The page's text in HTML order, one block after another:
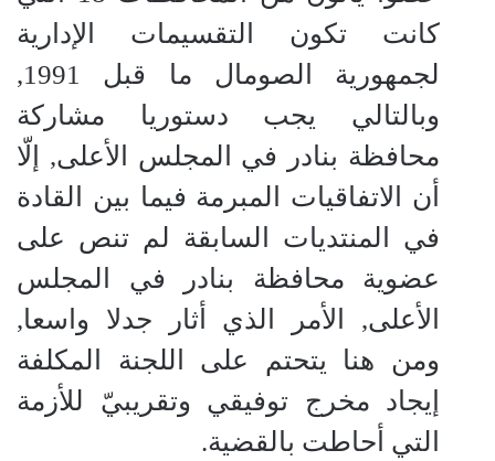
كانت تكون التقسيمات الإدارية
لجمهورية الصومال ما قبل 1991,
وبالتالي يجب دستوريا مشاركة
محافظة بنادر في المجلس الأعلى, إلّا
أن الاتفاقيات المبرمة فيما بين القادة
في المنتديات السابقة لم تنص على
عضوية محافظة بنادر في المجلس
الأعلى, الأمر الذي أثار جدلا واسعا,
ومن هنا يتحتم على اللجنة المكلفة
إيجاد مخرج توفيقي وتقريبيّ للأزمة
التي أحاطت بالقضية.